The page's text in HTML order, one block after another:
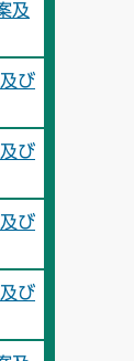
及
び
び
び
び